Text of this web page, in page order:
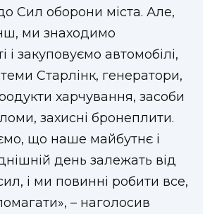
Сил оборони міста. Але,
ми знаходимо
і закуповуємо автомобілі,
Старлінк, генератори,
харчування, засоби
захисні бронеплити.
що наше майбутнє і
день залежать від
і ми повинні робити все,
– наголосив